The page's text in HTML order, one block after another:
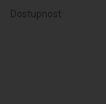
Dostupnost: